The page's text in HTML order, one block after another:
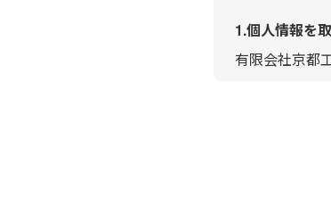
1.個人情報を
有限会社京都
〒601-8352